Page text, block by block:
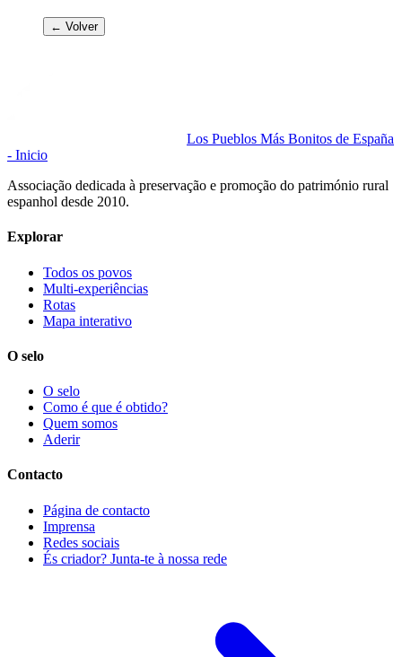
← Volver
Los Pueblos Más Bonitos de España
- Inicio
Associação dedicada à preservação e promoção do património rural
espanhol desde 2010.
Explorar
Todos os povos
Multi-experiências
Rotas
Mapa interativo
O selo
O selo
Como é que é obtido?
Quem somos
Aderir
Contacto
Página de contacto
Imprensa
Redes sociais
És criador? Junta-te à nossa rede